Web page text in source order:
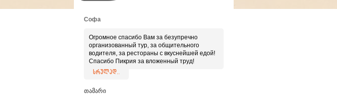
Софа
Огромное спасибо Вам за безупречно
организованный тур, за общительного
водителя, за рестораны с вкуснейшей едой!
Спасибо Пикрия за вложенный труд!
Приятно иметь дело с настоящими
სრულად..
თამარი